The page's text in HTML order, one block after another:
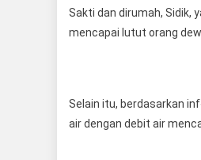
Sakti dan dirumah, Sidik,
mencapai lutut orang
Selain itu, berdasarkan
air dengan debit air